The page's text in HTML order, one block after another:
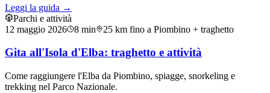
Leggi la guida →
Parchi e attività
12 maggio 2026
8 min 25 km fino a Piombino + traghetto
Gita all'Isola d'Elba: traghetto e attività
Come raggiungere l'Elba da Piombino, spiagge, snorkeling e
trekking nel Parco Nazionale.